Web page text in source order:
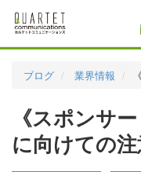
実績・お客様の声
初めて導入をお考え
ブログ 業界情報
《スポンサ
に向けての